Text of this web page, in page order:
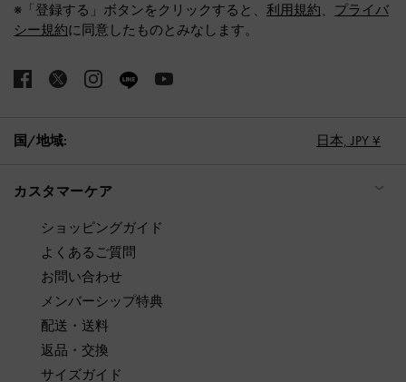
※「登録する」ボタンをクリックすると、 利用規約、 プライバ
シー規約に同意したものとみなします。
国/地域: 日本, JPY ¥
カスタマーケア
ショッピングガイド
よくあるご質問
お問い合わせ
メンバーシップ特典
配送・送料
返品・交換
サイズガイド